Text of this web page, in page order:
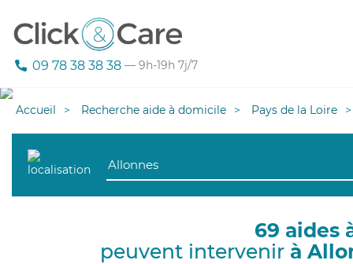
09 78 38 38 38 — 9h-19h 7j/7
Accueil Recherche aide à domicile Pays de la Loire
69 aides
peuvent intervenir à